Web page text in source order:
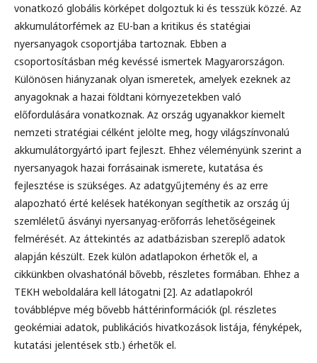
vonatkozó globális körképet dolgoztuk ki és tesszük közzé. Az
akkumulátorfémek az EU-ban a kritikus és statégiai
nyersanyagok csoportjába tartoznak. Ebben a
csoportosításban még kevéssé ismertek Magyarországon.
Különösen hiányzanak olyan ismeretek, amelyek ezeknek az
anyagoknak a hazai földtani környezetekben való
előfordulására vonatkoznak. Az ország ugyanakkor kiemelt
nemzeti stratégiai célként jelölte meg, hogy világszínvonalú
akkumulátorgyártó ipart fejleszt. Ehhez véleményünk szerint a
nyersanyagok hazai forrásainak ismerete, kutatása és
fejlesztése is szükséges. Az adatgyűjtemény és az erre
alapozható érté kelések hatékonyan segíthetik az ország új
szemléletű ásványi nyersanyag-erőforrás lehetőségeinek
felmérését. Az áttekintés az adatbázisban szereplő adatok
alapján készült. Ezek külön adatlapokon érhetők el, a
cikkünkben olvashatónál bővebb, részletes formában. Ehhez a
TEKH weboldalára kell látogatni [2]. Az adatlapokról
továbblépve még bővebb háttérinformációk (pl. részletes
geokémiai adatok, publikációs hivatkozások listája, fényképek,
kutatási jelentések stb.) érhetők el.